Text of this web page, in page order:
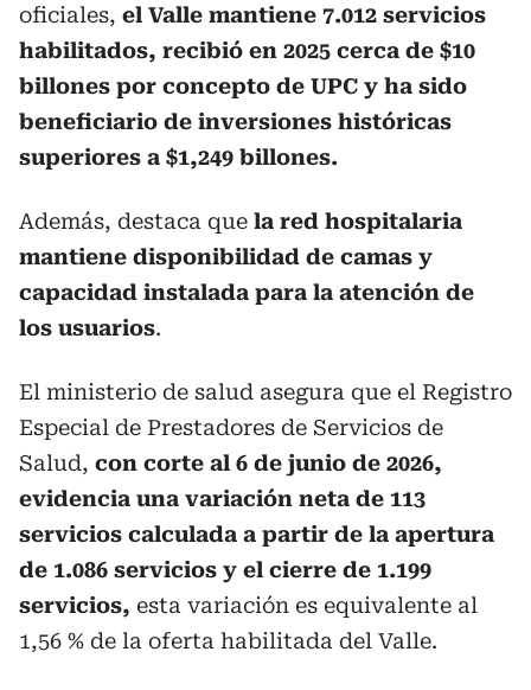
oficiales, el Valle mantiene 7.012 servicios
habilitados, recibió en 2025 cerca de $10
billones por concepto de UPC y ha sido
beneficiario de inversiones históricas
superiores a $1,249 billones.
Además, destaca que la red hospitalaria
mantiene disponibilidad de camas y
capacidad instalada para la atención de
los usuarios.
El ministerio de salud asegura que el Registro
Especial de Prestadores de Servicios de
Salud, con corte al 6 de junio de 2026,
evidencia una variación neta de 113
servicios calculada a partir de la apertura
de 1.086 servicios y el cierre de 1.199
servicios, esta variación es equivalente al
1,56 % de la oferta habilitada del Valle.